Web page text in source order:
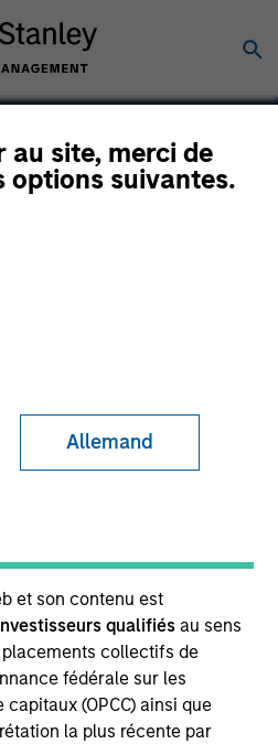
au site, merci de
options suivantes.
Allemand
et son contenu est
qualifiésau sens
collectifs de
fédérale sur les
(OPCC) ainsi que
la plus récente par